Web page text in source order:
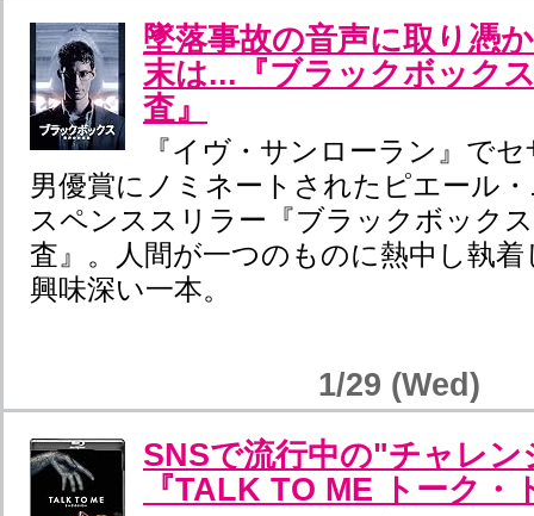
墜落事故の音声に取り憑
末は...『ブラックボック
査』
『イヴ・サンローラン』で
男優賞にノミネートされたピエール
スペンススリラー『ブラックボック
査』。人間が一つのものに熱中し執
興味深い一本。
1/29 (Wed)
SNSで流行中の"チャレ
『TALK TO ME トーク・